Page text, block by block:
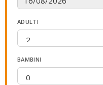
ADULTI
BAMBINI